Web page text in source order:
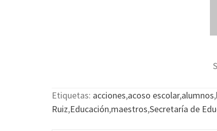
Etiquetas: acciones,acoso escolar,alumnos,
Ruiz,Educación,maestros,Secretaría de